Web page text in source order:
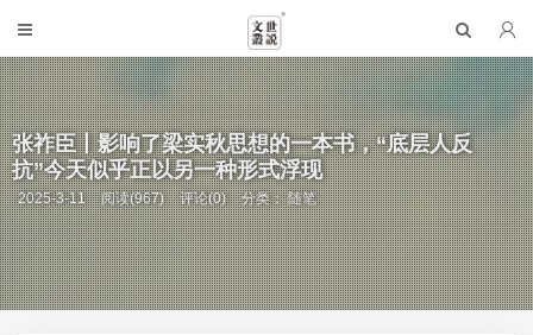
张祚臣丨影响了梁实秋思想的一本书，“底层人反
抗”今天似乎正以另一种形式浮现
2025-3-11 阅读(967) 评论(0) 分类：随笔